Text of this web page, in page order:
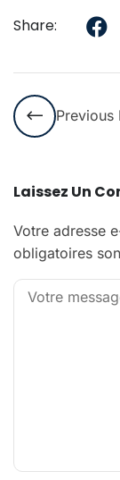
Share:
Previous
Laissez Un
Votre adresse
obligatoires